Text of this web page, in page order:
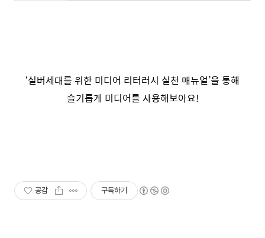
‘실버세대를 위한 미디어 리터러시 실천 매뉴얼’을 통해
슬기롭게 미디어를 사용해보아요!
공감 구독하기